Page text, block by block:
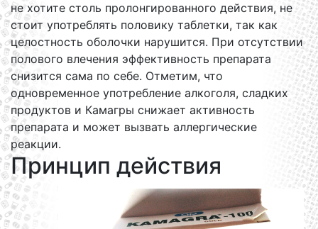
не хотите столь пролонгированного действия, не
стоит употреблять половику таблетки, так как
целостность оболочки нарушится. При отсутствии
полового влечения эффективность препарата
снизится сама по себе. Отметим, что
одновременное употребление алкоголя, сладких
продуктов и Камагры снижает активность
препарата и может вызвать аллергические
реакции.
Принцип действия